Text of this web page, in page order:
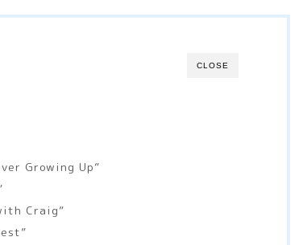
CLOSE
Growing Up”
Craig”